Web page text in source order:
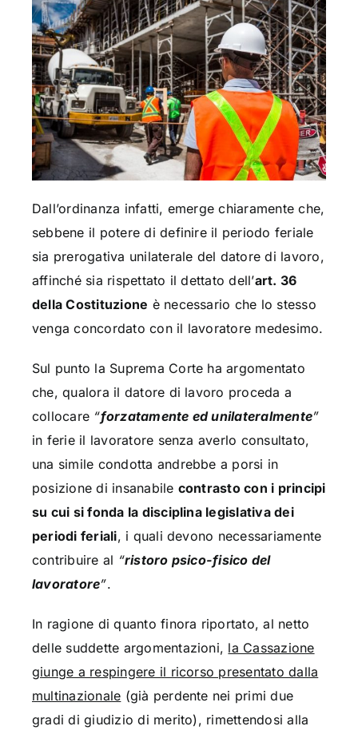
Dall’ordinanza infatti, emerge chiaramente che,
sebbene il potere di definire il periodo feriale
sia prerogativa unilaterale del datore di lavoro,
affinché sia rispettato il dettato dell’art. 36
della Costituzione è necessario che lo stesso
venga concordato con il lavoratore medesimo.
Sul punto la Suprema Corte ha argomentato
che, qualora il datore di lavoro proceda a
collocare “forzatamente ed unilateralmente”
in ferie il lavoratore senza averlo consultato,
una simile condotta andrebbe a porsi in
posizione di insanabile contrasto con i principi
su cui si fonda la disciplina legislativa dei
periodi feriali, i quali devono necessariamente
contribuire al “ristoro psico-fisico del
lavoratore”.
In ragione di quanto finora riportato, al netto
delle suddette argomentazioni, la Cassazione
giunge a respingere il ricorso presentato dalla
multinazionale (già perdente nei primi due
gradi di giudizio di merito), rimettendosi alla